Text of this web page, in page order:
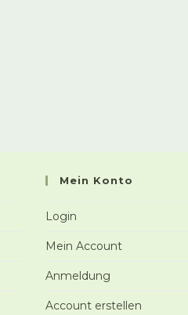
Mein Konto
Login
Mein Account
Anmeldung
Account erstellen